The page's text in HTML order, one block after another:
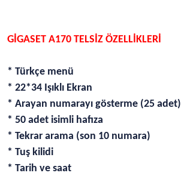
GİGASET A170 TELSİZ ÖZELLİKLERİ
* Türkçe menü
* 22*34 Işıklı Ekran
* Arayan numarayı gösterme (25 adet)
* 50 adet isimli hafıza
* Tekrar arama (son 10 numara)
* Tuş kilidi
* Tarih ve saat